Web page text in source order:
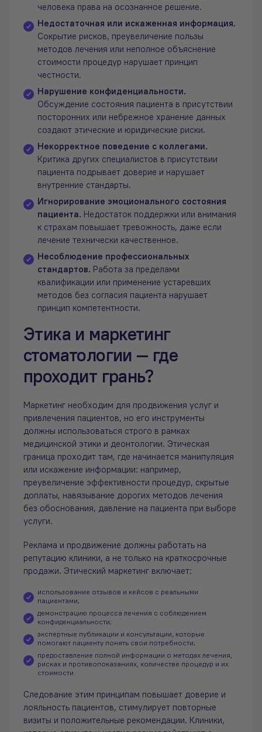
человека права на осознанное решение.
Недостаточная или искаженная информация.
Сокрытие рисков, преувеличение пользы
методов лечения или неполное объяснение
стоимости процедур нарушает принцип
честности.
Нарушение конфиденциальности.
Обсуждение состояния пациента в присутствии
посторонних или небрежное хранение данных
создают этические и юридические риски.
Некорректное поведение с коллегами.
Критика других специалистов в присутствии
пациента подрывает доверие и нарушает
внутренние стандарты.
Игнорирование эмоционального состояния
пациента. Недостаток поддержки или внимания
к страхам повышает тревожность, даже если
лечение технически качественное.
Несоблюдение профессиональных
стандартов. Работа за пределами
квалификации или применение устаревших
методов без согласия пациента нарушает
принцип компетентности.
Этика и маркетинг
стоматологии — где
проходит грань?
Маркетинг необходим для продвижения услуг и
привлечения пациентов, но его инструменты
должны использоваться строго в рамках
медицинской этики и деонтологии. Этическая
граница проходит там, где начинается манипуляция
или искажение информации: например,
преувеличение эффективности процедур, скрытые
доплаты, навязывание дорогих методов лечения
без обоснования, давление на пациента при выборе
услуги.
Реклама и продвижение должны работать на
репутацию клиники, а не только на краткосрочные
продажи. Этический маркетинг включает:
использование отзывов и кейсов с реальными
пациентами;
демонстрацию процесса лечения с соблюдением
конфиденциальности;
экспертные публикации и консультации, которые
помогают пациенту понять свои потребности;
предоставление полной информации о методах лечения,
рисках и противопоказаниях, количестве процедур и их
стоимости.
Следование этим принципам повышает доверие и
лояльность пациентов, стимулирует повторные
визиты и положительные рекомендации. Клиники,